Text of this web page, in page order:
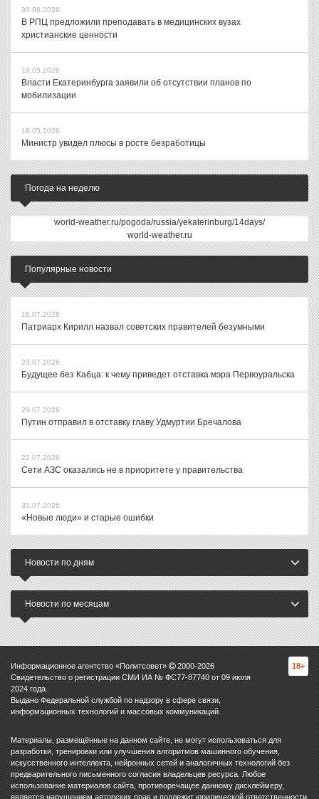
30.06.2026
В РПЦ предложили преподавать в медицинских вузах
христианские ценности
19.05.2026
Власти Екатеринбурга заявили об отсутствии планов по
мобилизации
18.05.2026
Министр увидел плюсы в росте безработицы
Погода на неделю
world-weather.ru/pogoda/russia/yekaterinburg/14days/
world-weather.ru
Популярные новости
16.07.2026
Патриарх Кирилл назвал советских правителей безумными
23.07.2026
Будущее без Кабца: к чему приведет отставка мэра Первоуральска
29.07.2026
Путин отправил в отставку главу Удмуртии Бречалова
22.07.2026
Сети АЗС оказались не в приоритете у правительства
31.07.2026
«Новые люди» и старые ошибки
Новости по дням
Новости по месяцам
Информационное агентство «Политсовет» 2000-2026
Свидетельство о регистрации СМИ ИА № ФС77-87740 от 09 июля
2024 года.
Выдано Федеральной службой по надзору в сфере связи,
информационных технологий и массовых коммуникаций.
18+
Материалы, размещённые на данном сайте, не могут использоваться для
разработки, тренировки или улучшения алгоритмов машинного обучения,
искусственного интеллекта, нейронных сетей и аналогичных технологий без
предварительного письменного согласия владельцев ресурса. Любое
использование материалов сайта, противоречащее данному дисклеймеру,
является нарушением авторских прав и подлежит юридической ответственности